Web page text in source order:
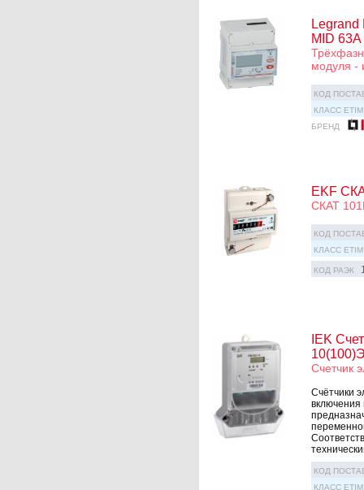
Legrand
MID
модуля -
КОД
КЛАСС ETIM
БРЕНД
EKF
СКАТ
КОД
КЛАСС ETIM
КОД РАЭК
IEK
Счетчик
Счётчики
включения
КОД
КЛАСС ETIM